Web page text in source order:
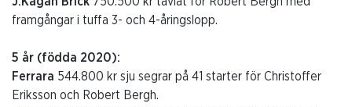
framgångar i tuffa 3- och 4-åringslopp.
5 år (födda 2020):
Ferrara 544.800 kr sju segrar på 41 starter för Christoffer
Eriksson och Robert Bergh.